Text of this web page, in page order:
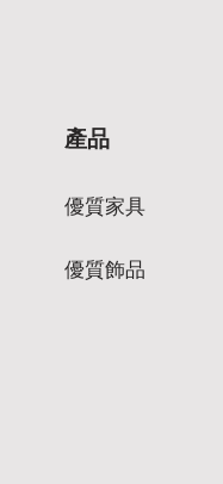
產品
優質家具
優質飾品